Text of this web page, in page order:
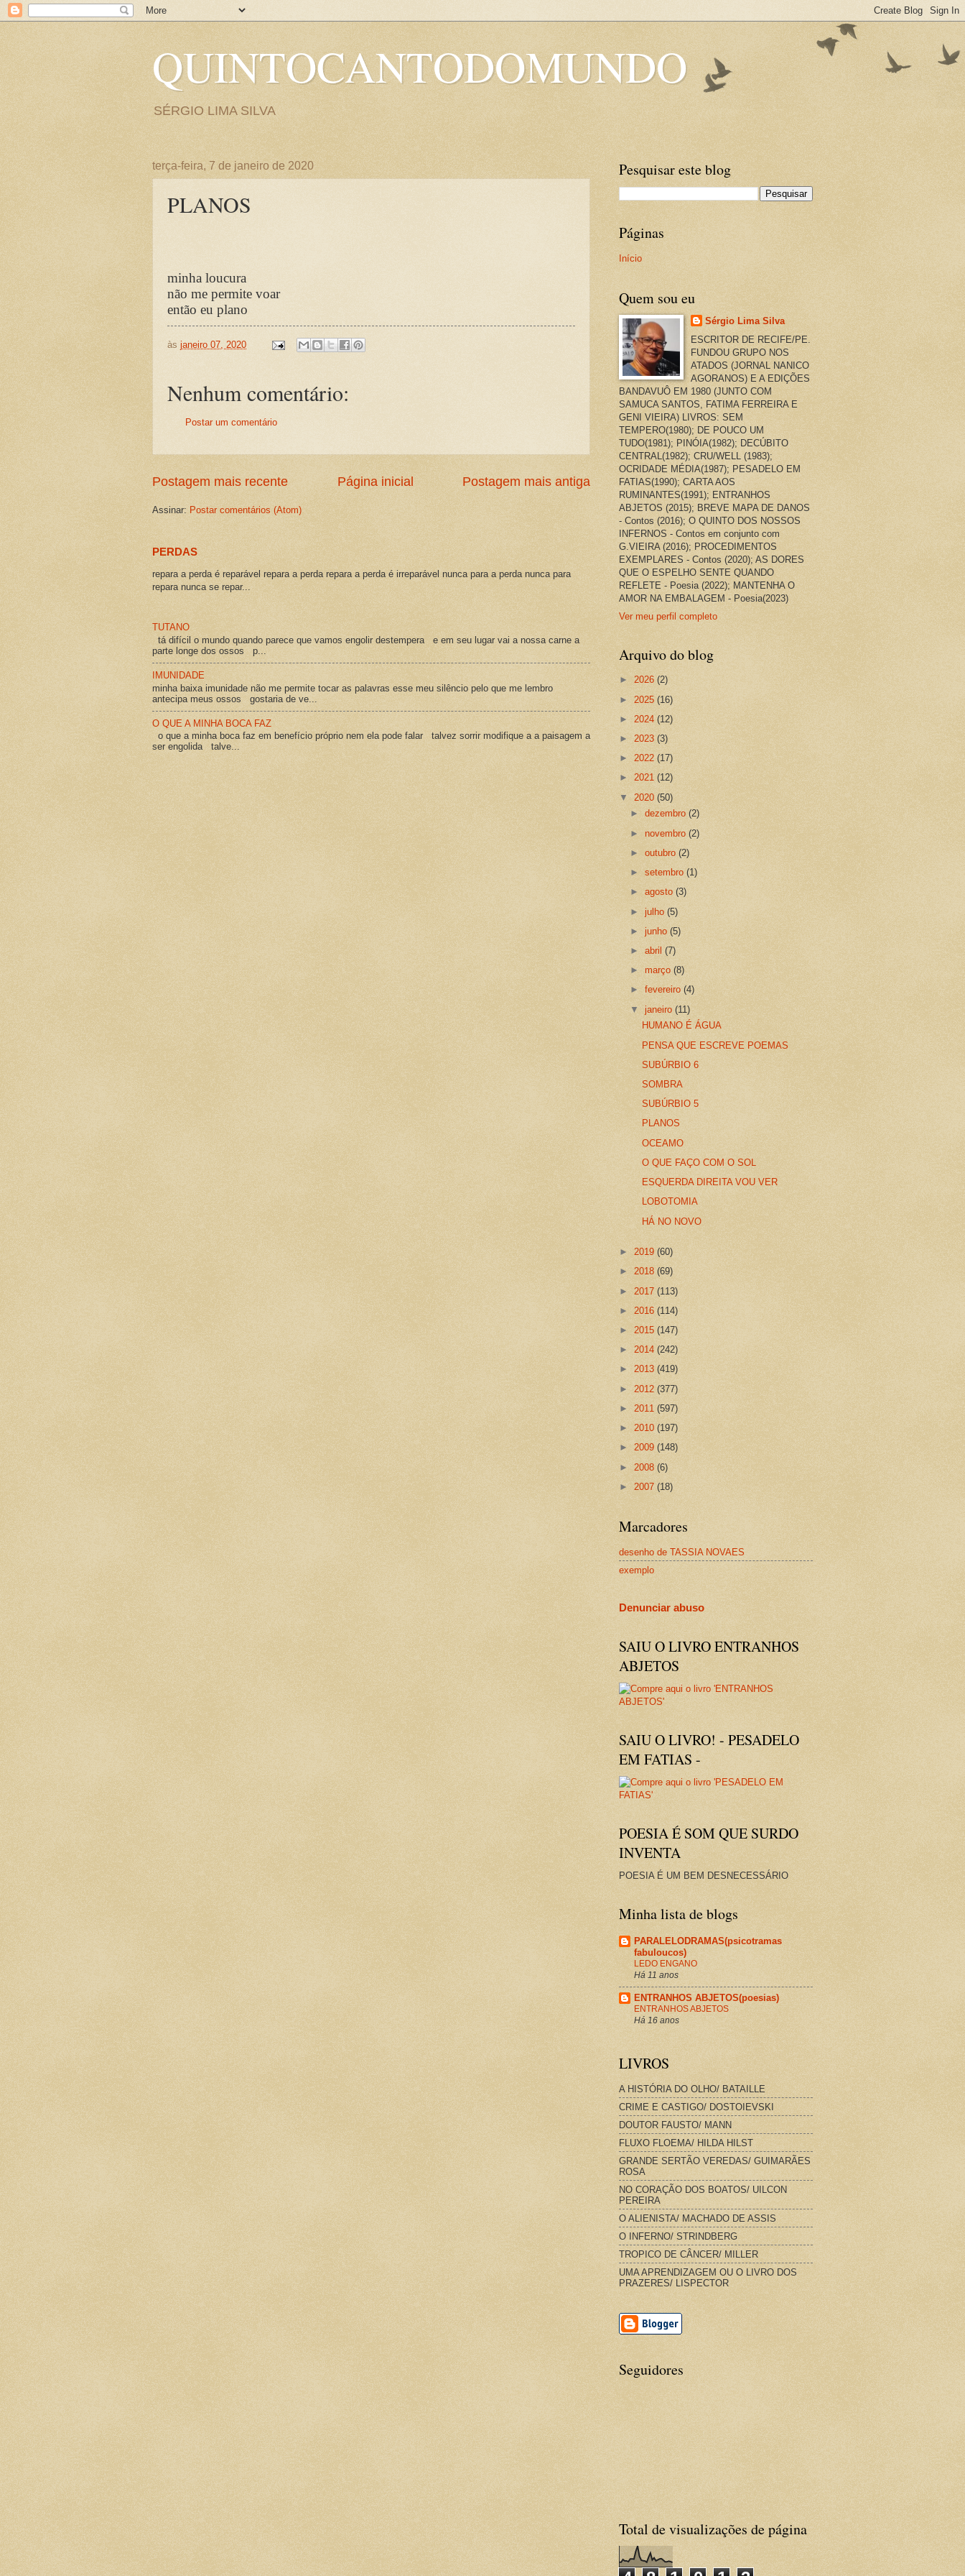
QUINTOCANTODOMUNDO
SÉRGIO LIMA SILVA
terça-feira, 7 de janeiro de 2020
PLANOS
minha loucura
não me permite voar
então eu plano
às janeiro 07, 2020
Nenhum comentário:
Postar um comentário
Postagem mais recente Postagem mais antiga
Página inicial
Assinar: Postar comentários (Atom)
PERDAS
repara a perda é reparável repara a perda repara a perda é irreparável nunca para a perda nunca para
repara nunca se repar...
TUTANO
tá difícil o mundo quando parece que vamos engolir destempera e em seu lugar vai a nossa carne a
parte longe dos ossos p...
IMUNIDADE
minha baixa imunidade não me permite tocar as palavras esse meu silêncio pelo que me lembro
antecipa meus ossos gostaria de ve...
O QUE A MINHA BOCA FAZ
o que a minha boca faz em benefício próprio nem ela pode falar talvez sorrir modifique a a paisagem a
ser engolida talve...
Pesquisar este blog
Páginas
Início
Quem sou eu
Sérgio Lima Silva
ESCRITOR DE RECIFE/PE.
FUNDOU GRUPO NOS
ATADOS (JORNAL NANICO
AGORANOS) E A EDIÇÕES
BANDAVUÔ EM 1980 (JUNTO COM
SAMUCA SANTOS, FATIMA FERREIRA E
GENI VIEIRA) LIVROS: SEM
TEMPERO(1980); DE POUCO UM
TUDO(1981); PINÓIA(1982); DECÚBITO
CENTRAL(1982); CRU/WELL (1983);
OCRIDADE MÉDIA(1987); PESADELO EM
FATIAS(1990); CARTA AOS
RUMINANTES(1991); ENTRANHOS
ABJETOS (2015); BREVE MAPA DE DANOS
- Contos (2016); O QUINTO DOS NOSSOS
INFERNOS - Contos em conjunto com
G.VIEIRA (2016); PROCEDIMENTOS
EXEMPLARES - Contos (2020); AS DORES
QUE O ESPELHO SENTE QUANDO
REFLETE - Poesia (2022); MANTENHA O
AMOR NA EMBALAGEM - Poesia(2023)
Ver meu perfil completo
Arquivo do blog
► 2026 (2)
► 2025 (16)
► 2024 (12)
► 2023 (3)
► 2022 (17)
► 2021 (12)
▼ 2020 (50)
►dezembro(2)
►novembro(2)
►outubro(2)
►setembro(1)
►agosto(3)
►julho(5)
►junho(5)
►abril(7)
►março(8)
►fevereiro(4)
▼janeiro(11)
HUMANO É ÁGUA
PENSA QUE ESCREVE POEMAS
SUBÚRBIO 6
SOMBRA
SUBÚRBIO 5
PLANOS
OCEAMO
O QUE FAÇO COM O SOL
ESQUERDA DIREITA VOU VER
LOBOTOMIA
HÁ NO NOVO
► 2019 (60)
► 2018 (69)
► 2017 (113)
► 2016 (114)
► 2015 (147)
► 2014 (242)
► 2013 (419)
► 2012 (377)
► 2011 (597)
► 2010 (197)
► 2009 (148)
► 2008 (6)
► 2007 (18)
Marcadores
desenho de TASSIA NOVAES
exemplo
Denunciar abuso
SAIU O LIVRO ENTRANHOS
ABJETOS
SAIU O LIVRO! - PESADELO
EM FATIAS -
POESIA É SOM QUE SURDO
INVENTA
POESIA É UM BEM DESNECESSÁRIO
Minha lista de blogs
PARALELODRAMAS(psicotramas
fabuloucos)
LEDO ENGANO
Há 11 anos
ENTRANHOS ABJETOS(poesias)
ENTRANHOS ABJETOS
Há 16 anos
LIVROS
A HISTÓRIA DO OLHO/ BATAILLE
CRIME E CASTIGO/ DOSTOIEVSKI
DOUTOR FAUSTO/ MANN
FLUXO FLOEMA/ HILDA HILST
GRANDE SERTÃO VEREDAS/ GUIMARÃES
ROSA
NO CORAÇÃO DOS BOATOS/ UILCON
PEREIRA
O ALIENISTA/ MACHADO DE ASSIS
O INFERNO/ STRINDBERG
TROPICO DE CÂNCER/ MILLER
UMA APRENDIZAGEM OU O LIVRO DOS
PRAZERES/ LISPECTOR
Seguidores
Total de visualizações de página